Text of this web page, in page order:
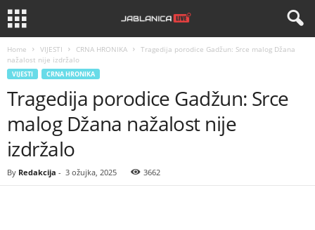
Home VIJESTI CRNA HRONIKA
Tragedija porodice Gadžun: Srce malog Džana
nažalost nije izdržalo
VIJESTI CRNA HRONIKA
Tragedija porodice Gadžun: Srce
malog Džana nažalost nije
izdržalo
By Redakcija - 3 ožujka, 2025 3662